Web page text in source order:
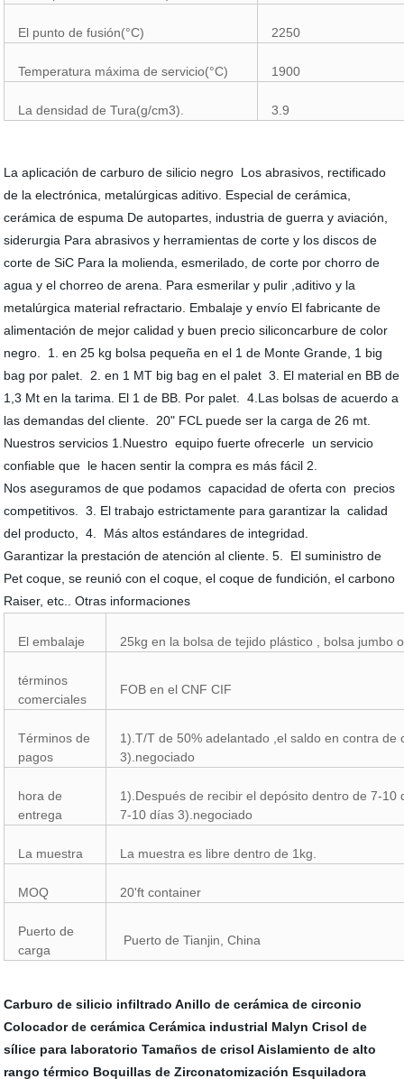
El punto de fusión(°C) 2250
Temperatura máxima de servicio(°C) 1900
La densidad de Tura(g/cm3). 3.9
La aplicación de carburo de silicio negro Los abrasivos, rectificado
de la electrónica, metalúrgicas aditivo. Especial de cerámica,
cerámica de espuma De autopartes, industria de guerra y aviación,
siderurgia Para abrasivos y herramientas de corte y los discos de
corte de SiC Para la molienda, esmerilado, de corte por chorro de
agua y el chorreo de arena. Para esmerilar y pulir ,aditivo y la
metalúrgica material refractario. Embalaje y envío El fabricante de
alimentación de mejor calidad y buen precio siliconcarbure de color
negro. 1. en 25 kg bolsa pequeña en el 1 de Monte Grande, 1 big
bag por palet. 2. en 1 MT big bag en el palet 3. El material en BB de
1,3 Mt en la tarima. El 1 de BB. Por palet. 4.Las bolsas de acuerdo a
las demandas del cliente. 20" FCL puede ser la carga de 26 mt.
Nuestros servicios 1.Nuestro equipo fuerte ofrecerle un servicio
confiable que le hacen sentir la compra es más fácil 2.
Nos aseguramos de que podamos capacidad de oferta con precios
competitivos. 3. El trabajo estrictamente para garantizar la calidad
del producto, 4. Más altos estándares de integridad.
Garantizar la prestación de atención al cliente. 5. El suministro de
Pet coque, se reunió con el coque, el coque de fundición, el carbono
Raiser, etc.. Otras informaciones
El embalaje 25kg en la bolsa de tejido plástico , bolsa jumbo
términos
comerciales
FOB en el CNF CIF
Términos de
pagos
1).T/T de 50% adelantado ,el saldo en contra de
3).negociado
hora de
entrega
1).Después de recibir el depósito dentro de 7-
7-10 días 3).negociado
La muestra La muestra es libre dentro de 1kg.
MOQ 20'ft container
Puerto de
carga
Puerto de Tianjin, China
Carburo de silicio infiltrado Anillo de cerámica de circonio
Colocador de cerámica Cerámica industrial Malyn Crisol de
sílice para laboratorio Tamaños de crisol Aislamiento de alto
rango térmico Boquillas de Zirconatomización Esquiladora